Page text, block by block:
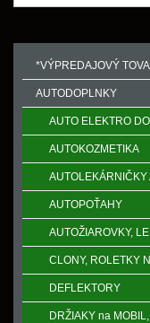
*VÝPREDAJOVÝ
AUTODOPLNKY
AUTO ELEKTRO
AUTOKOZMETIKA
AUTOLEKÁRNIČKY
AUTOPOŤAHY
AUTOŽIAROVKY,
CLONY, ROLETKY
DEFLEKTORY
DRŽIAKY na